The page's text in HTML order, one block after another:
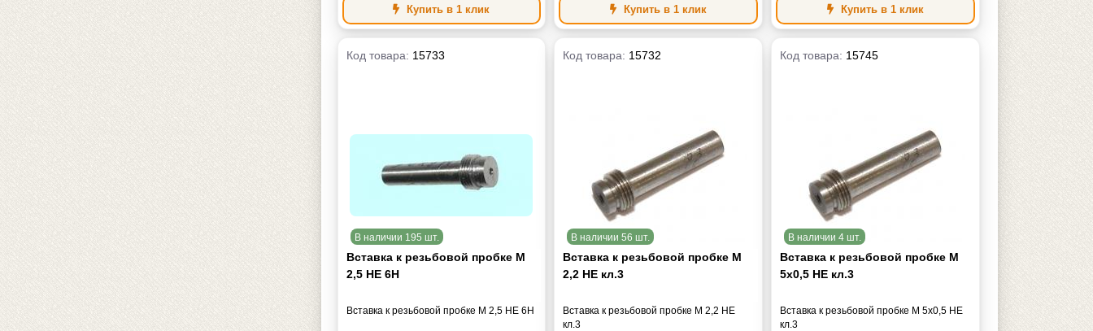
Купить в 1 клик Купить в 1 клик Купить в 1 клик
Код товара: 15733
В наличии 195 шт.
Вставка к резьбовой пробке М
2,5 НЕ 6Н
Вставка к резьбовой пробке М 2,5 НЕ 6Н
Код товара: 15732
В наличии 56 шт.
Вставка к резьбовой пробке М
2,2 НЕ кл.3
Вставка к резьбовой пробке М 2,2 НЕ
кл.3
Код товара: 15745
В наличии 4 шт.
Вставка к резьбовой пробке М
5х0,5 НЕ кл.3
Вставка к резьбовой пробке М 5х0,5 НЕ
кл.3